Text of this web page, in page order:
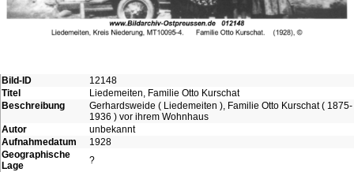
Bild-ID
12148
Titel
Liedemeiten, Familie Otto Kurschat
Beschreibung
Gerhardsweide ( Liedemeiten ), Familie Otto Kurschat ( 1875-
1936 ) vor ihrem Wohnhaus
Autor
unbekannt
Aufnahmedatum
1928
Geographische
Lage
?